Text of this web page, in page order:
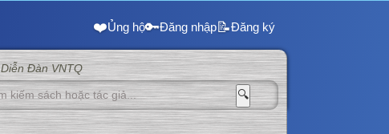
❤️Ủng hộ🔑Đăng nhập📝Đăng ký
Diễn Đàn VNTQ
🔍